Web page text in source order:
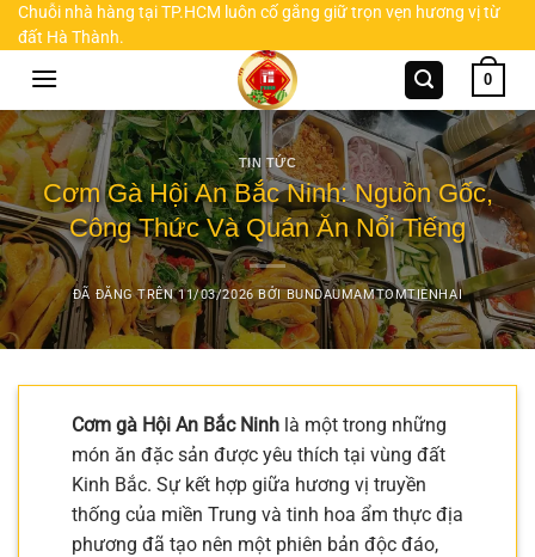
Chuyển
đến
Chuỗi nhà hàng tại TP.HCM luôn cố gắng giữ trọn vẹn hương vị từ
đất Hà Thành.
0
TIN TỨC
Cơm Gà Hội An Bắc Ninh: Nguồn Gốc,
Công Thức Và Quán Ăn Nổi Tiếng
ĐÃ ĐĂNG TRÊN11/03/2026 BỞIBUNDAUMAMTOMTIENHAI
Cơm gà Hội An Bắc Ninh là một trong những
món ăn đặc sản được yêu thích tại vùng đất
Kinh Bắc. Sự kết hợp giữa hương vị truyền
thống của miền Trung và tinh hoa ẩm thực địa
phương đã tạo nên một phiên bản độc đáo,